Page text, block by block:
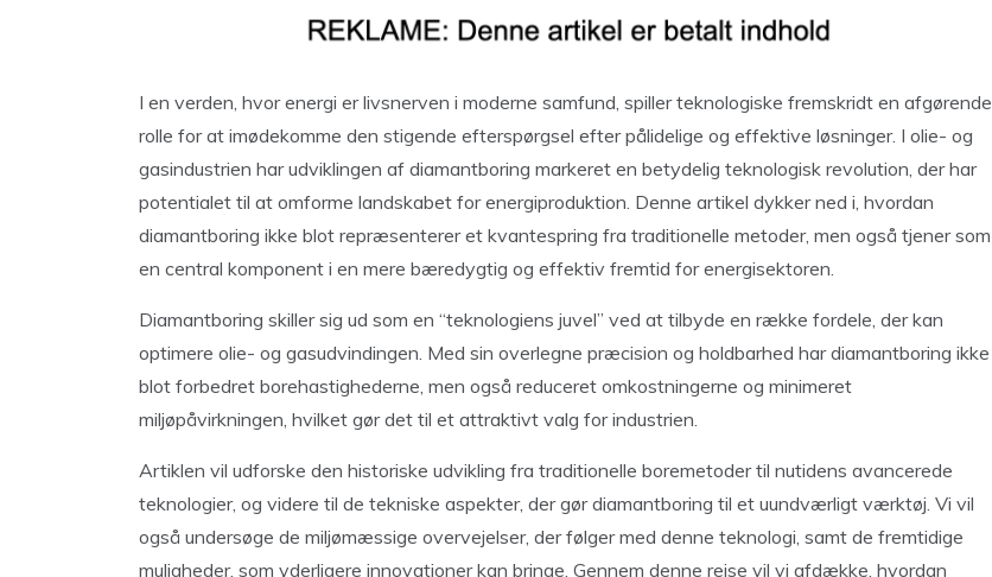
I en verden, hvor energi er livsnerven i moderne samfund, spiller teknologiske fremskridt en afgørende
rolle for at imødekomme den stigende efterspørgsel efter pålidelige og effektive løsninger. I olie- og
gasindustrien har udviklingen af diamantboring markeret en betydelig teknologisk revolution, der har
potentialet til at omforme landskabet for energiproduktion. Denne artikel dykker ned i, hvordan
diamantboring ikke blot repræsenterer et kvantespring fra traditionelle metoder, men også tjener som
en central komponent i en mere bæredygtig og effektiv fremtid for energisektoren.
Diamantboring skiller sig ud som en “teknologiens juvel” ved at tilbyde en række fordele, der kan
optimere olie- og gasudvindingen. Med sin overlegne præcision og holdbarhed har diamantboring ikke
blot forbedret borehastighederne, men også reduceret omkostningerne og minimeret
miljøpåvirkningen, hvilket gør det til et attraktivt valg for industrien.
Artiklen vil udforske den historiske udvikling fra traditionelle boremetoder til nutidens avancerede
teknologier, og videre til de tekniske aspekter, der gør diamantboring til et uundværligt værktøj. Vi vil
også undersøge de miljømæssige overvejelser, der følger med denne teknologi, samt de fremtidige
muligheder, som yderligere innovationer kan bringe. Gennem denne rejse vil vi afdække, hvordan